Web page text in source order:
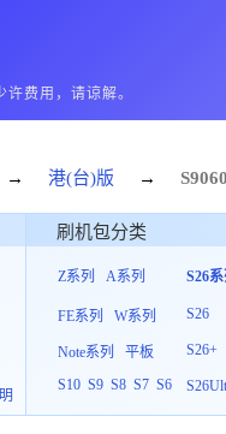
费用，请谅解。
→ 港(台)版 → S9060
刷机包分类
Z系列 A系列
FE系列 W系列
Note系列
平板
S10 S9 S8 S7 S6
S26系
S26
S26+